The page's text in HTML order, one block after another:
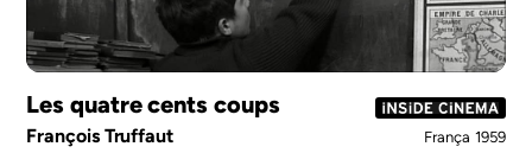
Les quatre cents coups
François Truffaut França 1959